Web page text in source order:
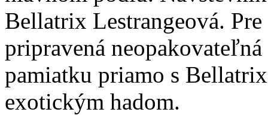
Bellatrix Lestrangeová.
pripravená
pamiatku priamo s
exotickým hadom.